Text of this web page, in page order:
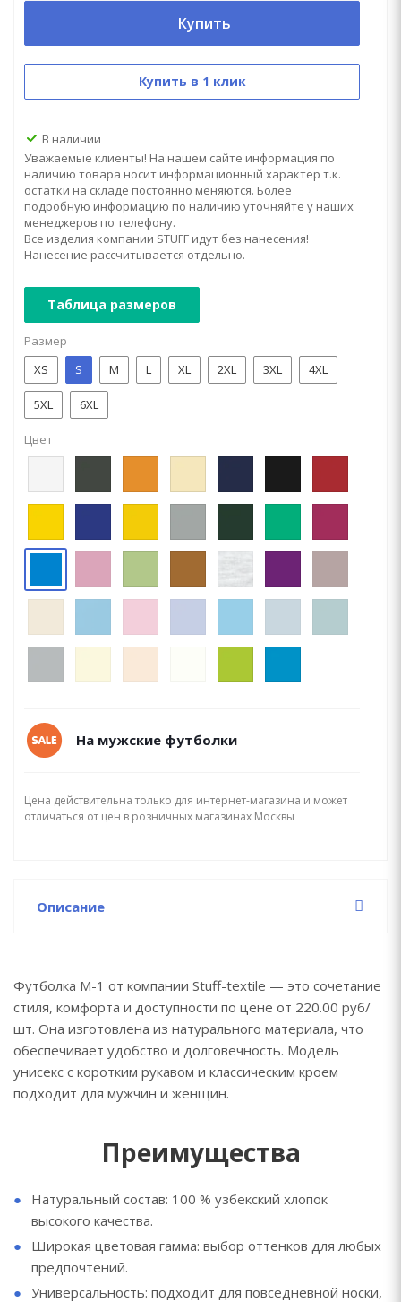
Купить
Купить в 1 клик
В наличии
Уважаемые клиенты! На нашем сайте информация по
наличию товара носит информационный характер т.к.
остатки на складе постоянно меняются. Более
подробную информацию по наличию уточняйте у наших
менеджеров по телефону.
Все изделия компании STUFF идут без нанесения!
Нанесение рассчитывается отдельно.
Таблица размеров
Размер
XS
S M L XL 2XL 3XL 4XL
5XL 6XL
Цвет
На мужские футболки
Цена действительна только для интернет-магазина и может
отличаться от цен в розничных магазинах Москвы
Описание
Футболка M-1 от компании Stuff-textile — это сочетание
стиля, комфорта и доступности по цене от 220.00 руб/
шт. Она изготовлена из натурального материала, что
обеспечивает удобство и долговечность. Модель
унисекс с коротким рукавом и классическим кроем
подходит для мужчин и женщин.
Преимущества
Натуральный состав: 100 % узбекский хлопок
высокого качества.
Широкая цветовая гамма: выбор оттенков для любых
предпочтений.
Универсальность: подходит для повседневной носки,